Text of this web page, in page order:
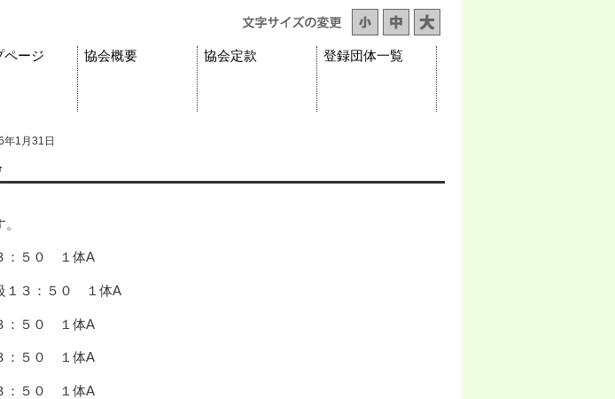
ページ 協会概要 協会定款 登録団体一覧
年1月31日
：５０ １体A
１３：５０ １体A
：５０ １体A
：５０ １体A
：５０ １体A